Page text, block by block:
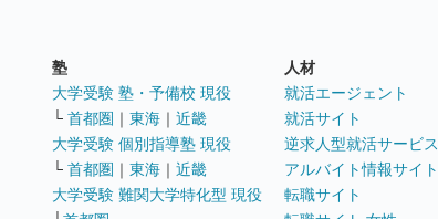
塾
大学受験 塾・予備校 現役
└ 首都圏 ｜ 東海 ｜ 近畿
大学受験 個別指導塾 現役
└ 首都圏 ｜ 東海 ｜ 近畿
大学受験 難関大学特化型 現役
人材
就活エージェント
就活サイト
逆求人型就活サービス
アルバイト情報サイト
転職サイト